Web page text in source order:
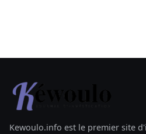
Kewoulo.info est le premier site